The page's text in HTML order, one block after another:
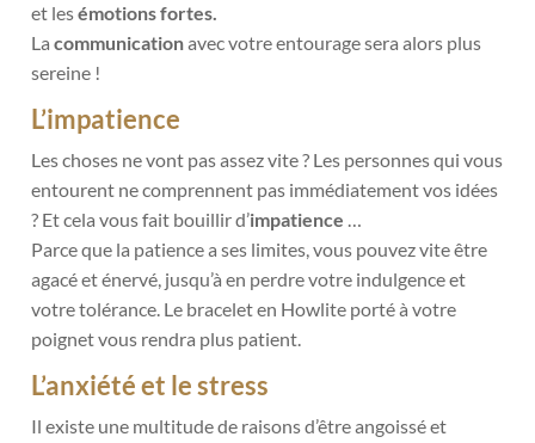
et lesémotions fortes.
Lacommunicationavec votre entourage sera alors plus
sereine !
L’impatience
Les choses ne vont pas assez vite ? Les personnes qui vous
entourent ne comprennent pas immédiatement vos idées
? Et cela vous fait bouillir d’impatience …
Parce que la patience a ses limites, vous pouvez vite être
agacé et énervé, jusqu’à en perdre votre indulgence et
votre tolérance. Le bracelet en Howlite porté à votre
poignet vous rendra plus patient.
L’anxiété et le stress
Il existe une multitude de raisons d’être angoissé et